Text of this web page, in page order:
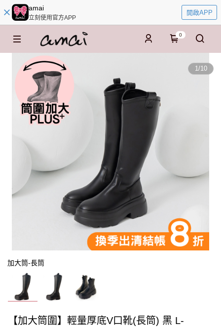
amai
立刻使用官方APP
開啟APP
0
1/10
加大筒-長筒
【加大筒圍】輕量厚底V口靴(長筒) 黑 L-